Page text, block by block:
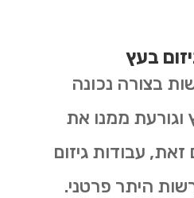
בעץ
בצורה נכונה
וגורעת ממנו את
עבודות גיזום
היתר פרטני.